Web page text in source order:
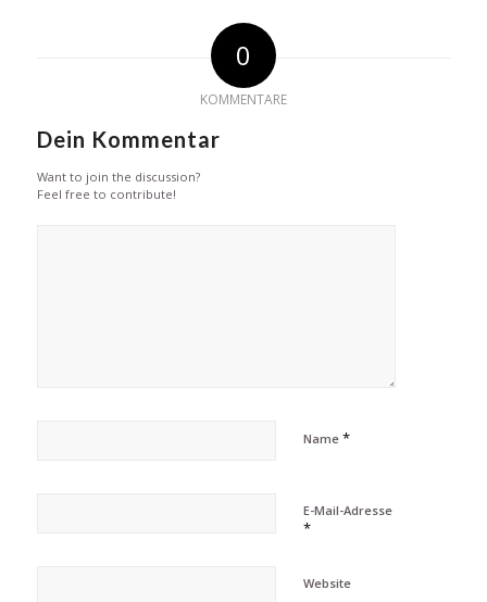
0
KOMMENTARE
Dein Kommentar
Want to join the discussion?
Feel free to contribute!
Name *
E-Mail-Adresse
*
Website